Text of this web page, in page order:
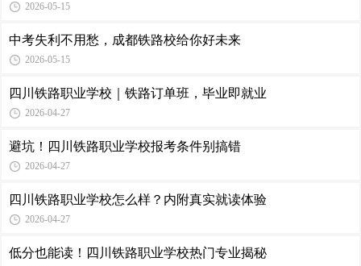
2026-05-15
中考失利不用愁，成都铁路校给你好未来
2026-05-15
四川铁路职业学校｜铁路订单班，毕业即就业
2026-04-27
避坑！四川铁路职业学校报考条件别搞错
2026-04-27
四川铁路职业学校怎么样？内附真实就读体验
2026-04-27
低分也能读！四川铁路职业学校热门专业揭秘